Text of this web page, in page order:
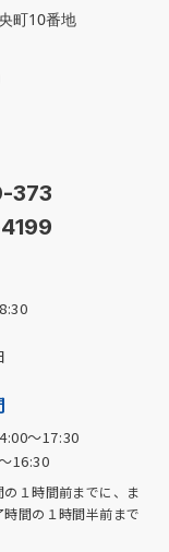
町10番地
373
～17:30
16:30
１時間前までに、ま
間の１時間半前まで